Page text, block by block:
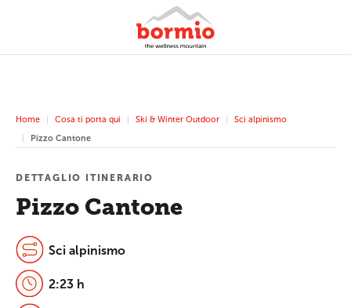
Home Cosa ti porta qui Ski & Winter Outdoor
Sci alpinismo
Pizzo Cantone
Pizzo Cantone
DETTAGLIO ITINERARIO
Sci alpinismo
2:23 h